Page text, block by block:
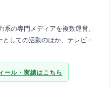
の専門メディアを複数運営。
しての活動のほか、テレビ・
ール・実績はこちら